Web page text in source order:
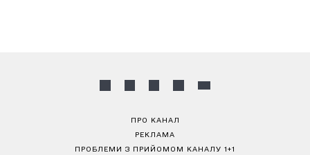
ПРО КАНАЛ
РЕКЛАМА
ПРОБЛЕМИ З ПРИЙОМОМ КАНАЛУ 1+1